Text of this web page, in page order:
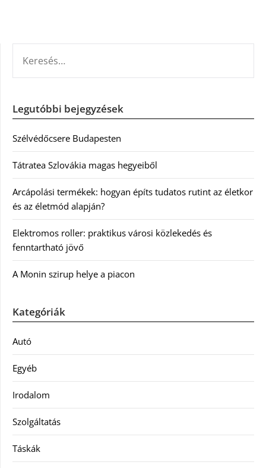
Legutóbbi bejegyzések
Szélvédőcsere Budapesten
Tátratea Szlovákia magas hegyeiből
Arcápolási termékek: hogyan építs tudatos rutint az életkor
és az életmód alapján?
Elektromos roller: praktikus városi közlekedés és
fenntartható jövő
A Monin szirup helye a piacon
Kategóriák
Autó
Egyéb
Irodalom
Szolgáltatás
Táskák